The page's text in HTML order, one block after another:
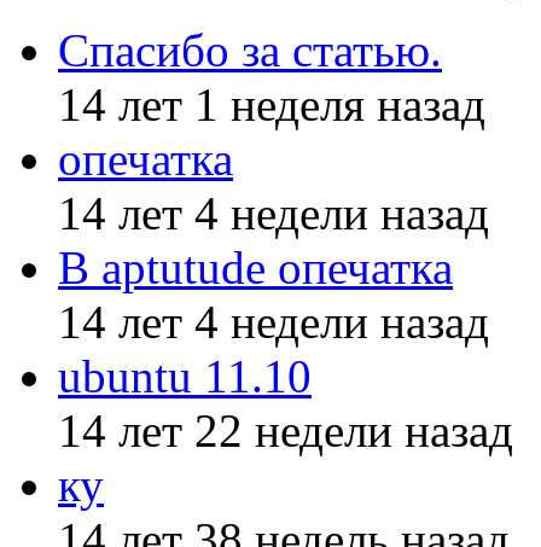
Спасибо за статью.
14 лет 1 неделя назад
опечатка
14 лет 4 недели назад
В aptutude опечатка
14 лет 4 недели назад
ubuntu 11.10
14 лет 22 недели назад
ку